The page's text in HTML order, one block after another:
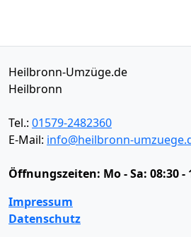
Heilbronn-Umzüge.de
Heilbronn
Tel.: 01579-2482360
E-Mail: info@heilbronn-
Öffnungszeiten: Mo - Sa: 08:30 -
Impressum
Datenschutz